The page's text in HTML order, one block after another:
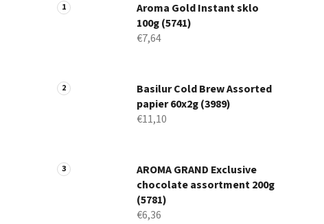
Aroma Gold Instant sklo
100g (5741)
€7,64
Basilur Cold Brew Assorted
papier 60x2g (3989)
€11,10
AROMA GRAND Exclusive
chocolate assortment 200g
(5781)
€6,36